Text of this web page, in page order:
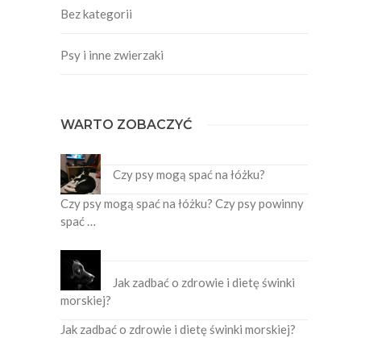
Bez kategorii
Psy i inne zwierzaki
WARTO ZOBACZYĆ
Czy psy mogą spać na łóżku?
Czy psy mogą spać na łóżku? Czy psy powinny
spać …
Jak zadbać o zdrowie i dietę świnki
morskiej?
Jak zadbać o zdrowie i dietę świnki morskiej?